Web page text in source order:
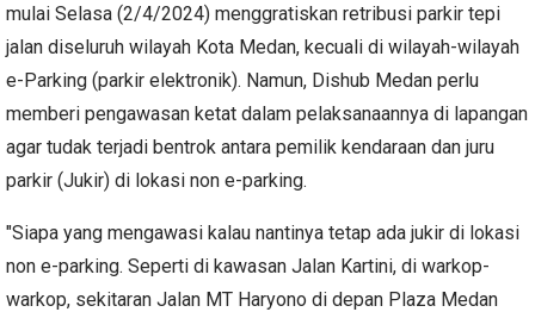
mulai Selasa (2/4/2024) menggratiskan retribusi parkir tepi
jalan diseluruh wilayah Kota Medan, kecuali di wilayah-wilayah
e-Parking (parkir elektronik). Namun, Dishub Medan perlu
memberi pengawasan ketat dalam pelaksanaannya di lapangan
agar tudak terjadi bentrok antara pemilik kendaraan dan juru
parkir (Jukir) di lokasi non e-parking.
"Siapa yang mengawasi kalau nantinya tetap ada jukir di lokasi
non e-parking. Seperti di kawasan Jalan Kartini, di warkop-
warkop, sekitaran Jalan MT Haryono di depan Plaza Medan